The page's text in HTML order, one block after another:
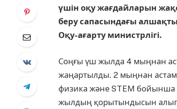
үшін оқу жағдайларын
беру сапасындағы
Оқу-ағарту министрлігі.
Соңғы үш жылда 4 мыңнан
жаңартылды. 2 мыңнан астам
физика және STEМ бойынша
жылдың қорытындысын алып